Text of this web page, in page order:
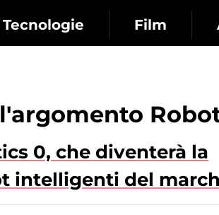
Tecnologie Film
0, che diventerà la
intelligenti del